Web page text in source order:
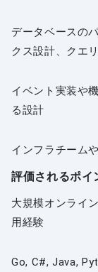
データベースの
クス設計、クエ
イベント実装や
る設計
インフラチーム
評価されるポイ
大規模オンライ
用経験
Go, C#, Java,